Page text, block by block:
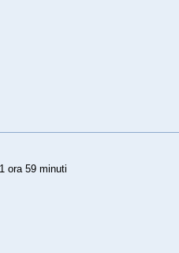
1 ora 59 minuti